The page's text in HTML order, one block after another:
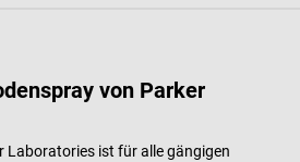
von Parker
Laboratories ist für alle gängigen